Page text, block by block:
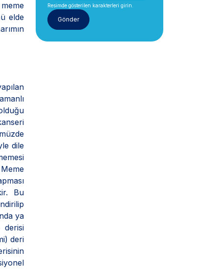
elde
dile
Bu
ya
derisi
deri
Resimde gösterilen karakterleri girin.